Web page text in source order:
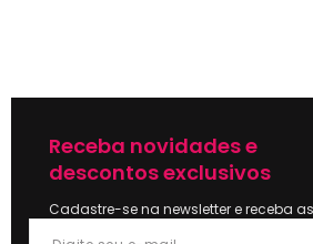
Receba novidades e
descontos exclusivos
Cadastre-se na newsletter e receba